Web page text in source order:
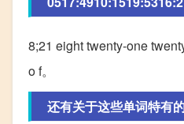
8;21 eight twenty-one
o f。
还有关于这些单词特有